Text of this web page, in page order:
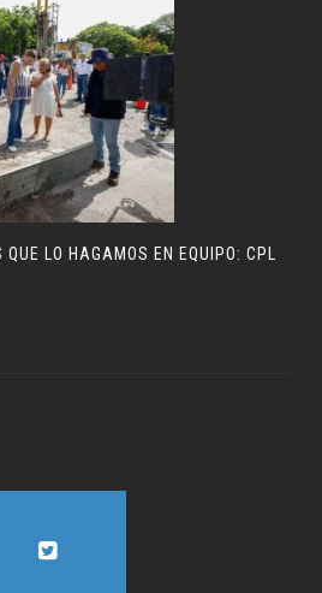
LO HAGAMOS EN EQUIPO: CPL